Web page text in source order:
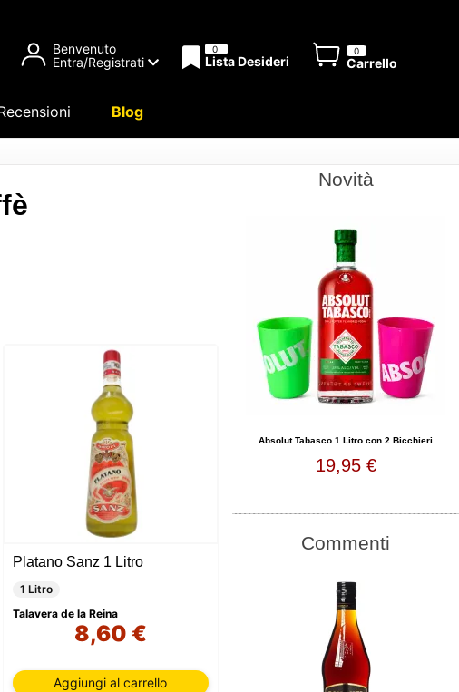
Benvenuto
Entra/Registrati
0
Lista Desideri
0
Carrello
Blog
Platano Sanz 1 Litro
1 Litro
Talavera de la Reina
8,60 €
Aggiungi al carrello
Novità
Absolut Tabasco 1 Litro con 2 Bicchieri
19,95 €
Commenti